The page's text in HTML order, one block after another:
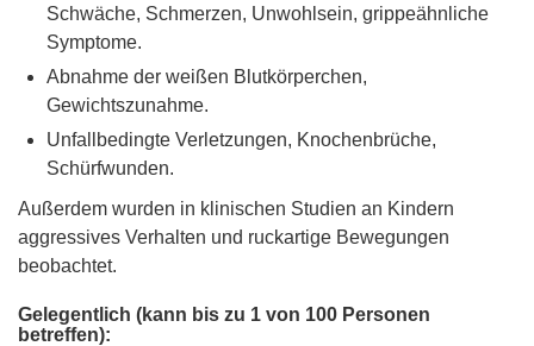
Schwäche, Schmerzen, Unwohlsein, grippeähnliche
Symptome.
Abnahme der weißen Blutkörperchen,
Gewichtszunahme.
Unfallbedingte Verletzungen, Knochenbrüche,
Schürfwunden.
Außerdem wurden in klinischen Studien an Kindern
aggressives Verhalten und ruckartige Bewegungen
beobachtet.
Gelegentlich (kann bis zu 1 von 100 Personen
betreffen):